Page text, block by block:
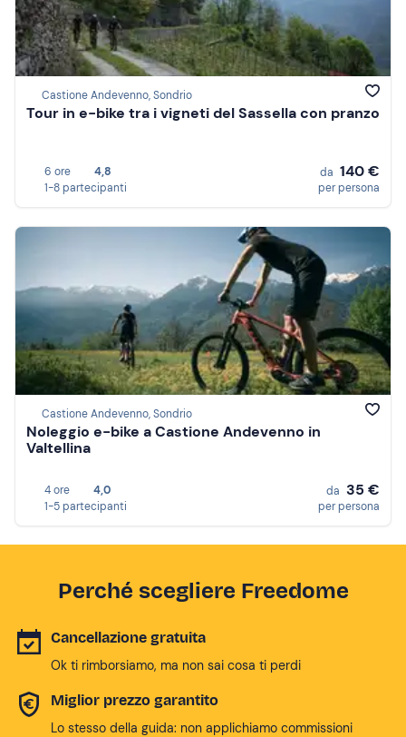
Castione Andevenno, Sondrio
Tour in e-bike tra i vigneti del Sassella con pranzo
6 ore
4,8
1-8 partecipanti
da 140 €
per persona
Castione Andevenno, Sondrio
Noleggio e-bike a Castione Andevenno in
Valtellina
4 ore
4,0
1-5 partecipanti
da 35 €
per persona
Perché scegliere Freedome
Cancellazione gratuita
Ok ti rimborsiamo, ma non sai cosa ti perdi
Miglior prezzo garantito
Lo stesso della guida: non applichiamo commissioni